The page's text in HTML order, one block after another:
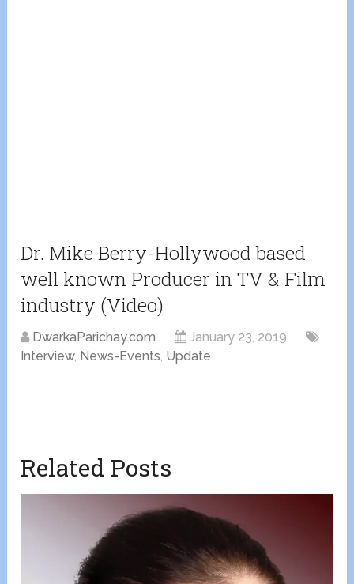
Dr. Mike Berry-Hollywood based
well known Producer in TV & Film
industry (Video)
DwarkaParichay.com
January 23, 2019
Interview, News-Events, Update
Related Posts